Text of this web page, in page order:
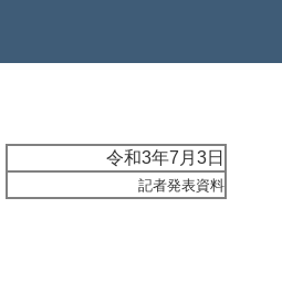
令和3年7月3日
記者発表資料